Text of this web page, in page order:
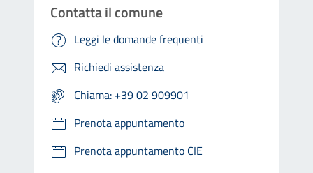
Contatta il comune
Leggi le domande frequenti
Richiedi assistenza
Chiama: +39 02 909901
Prenota appuntamento
Prenota appuntamento CIE